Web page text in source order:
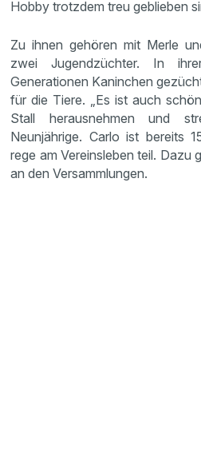
Hobby trotzdem treu geblieben
Zu ihnen gehören mit Merle
zwei Jugendzüchter. In
Generationen Kaninchen
für die Tiere. „Es ist auch
Stall herausnehmen und
Neunjährige. Carlo ist bereits
rege am Vereinsleben teil. Dazu
an den Versammlungen.